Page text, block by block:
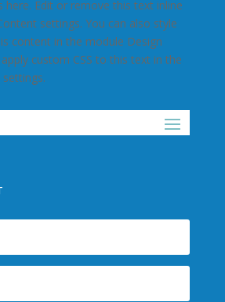
here. Edit or remove this text inline
settings. You can also style
content in the module Design
custom CSS to this text in the